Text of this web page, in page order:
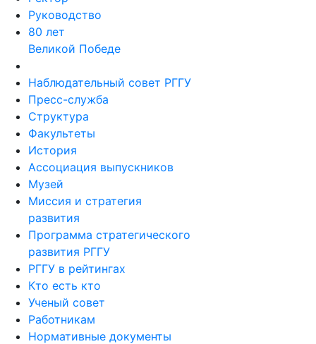
Руководство
80 лет
Великой Победе
Наблюдательный совет РГГУ
Пресс-служба
Структура
Факультеты
История
Ассоциация выпускников
Музей
Миссия и стратегия
развития
Программа стратегического
развития РГГУ
РГГУ в рейтингах
Кто есть кто
Ученый совет
Работникам
Нормативные документы